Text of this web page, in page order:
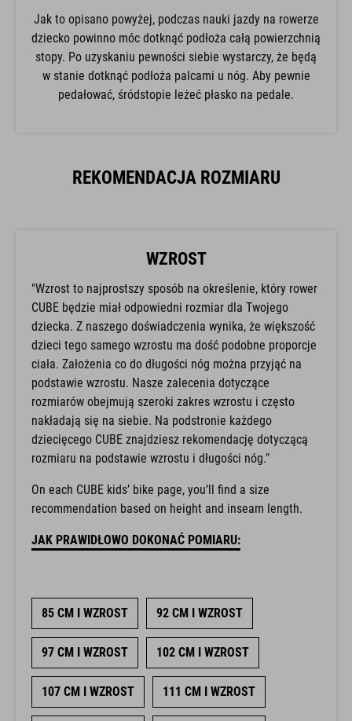
Jak to opisano powyżej, podczas nauki jazdy na rowerze
dziecko powinno móc dotknąć podłoża całą powierzchnią
stopy. Po uzyskaniu pewności siebie wystarczy, że będą
w stanie dotknąć podłoża palcami u nóg. Aby pewnie
pedałować, śródstopie leżeć płasko na pedale.
REKOMENDACJA ROZMIARU
WZROST
"Wzrost to najprostszy sposób na określenie, który rower
CUBE będzie miał odpowiedni rozmiar dla Twojego
dziecka. Z naszego doświadczenia wynika, że większość
dzieci tego samego wzrostu ma dość podobne proporcje
ciała. Założenia co do długości nóg można przyjąć na
podstawie wzrostu. Nasze zalecenia dotyczące
rozmiarów obejmują szeroki zakres wzrostu i często
nakładają się na siebie. Na podstronie każdego
dziecięcego CUBE znajdziesz rekomendację dotyczącą
rozmiaru na podstawie wzrostu i długości nóg."
On each CUBE kids’ bike page, you’ll find a size
recommendation based on height and inseam length.
JAK PRAWIDŁOWO DOKONAĆ POMIARU:
85 CM I WZROST 92 CM I WZROST
97 CM I WZROST 102 CM I WZROST
107 CM I WZROST 111 CM I WZROST